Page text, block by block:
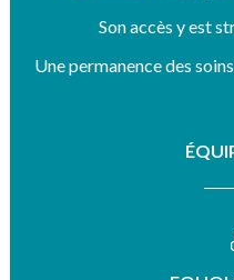
Son accès y est
Une permanence des